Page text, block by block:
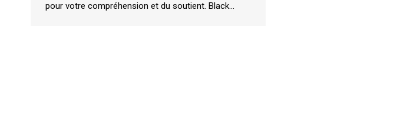
pour votre compréhension et du soutient. Black…